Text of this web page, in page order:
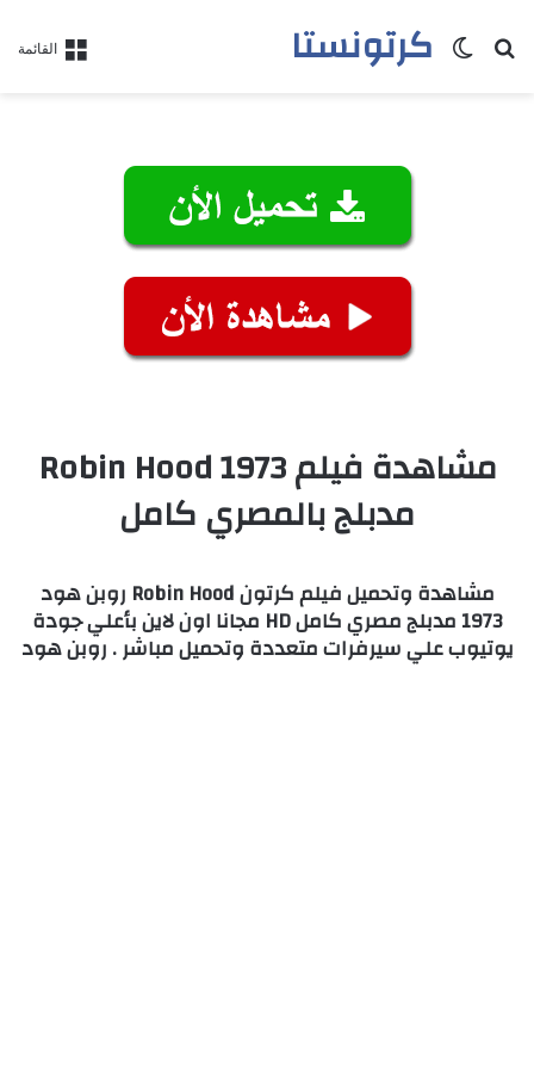
القائمة كرتونستابحث عنالوضع المظلم
مشاهدة فيلم Robin Hood 1973
مدبلج بالمصري كامل
مشاهدة وتحميل فيلم كرتون Robin Hood روبن هود
1973 مدبلج مصري كامل HD مجانا اون لاين بأعلي جودة
يوتيوب علي سيرفرات متعددة وتحميل مباشر . روبن هود